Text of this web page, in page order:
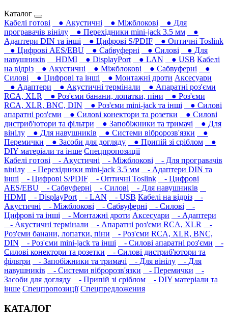
Каталог
Кабелі готові
● Акустичні ● Міжблокові
● Для
програвачів вінілу
● Перехідники mini-jack 3.5 мм
●
Адаптери DIN та інші
● Цифрові S/PDIF
● Оптичні Toslink
● Цифрові AES/EBU
● Сабвуферні ● Силові
● Для
навушників‎
HDMI ● DisplayPort ● LAN ● USB Кабелі
на відріз
● Акустичні ● Міжблокові ● Сабвуферні
●
Силові
● Цифрові та інші ● Монтажні дроти Аксесуари
● Адаптери
● Акустичні термінали
● Апаратні роз'єми
RCA, XLR
● Роз'єми банани, лопатки, піни
● Роз'єми
RCA, XLR, BNC, DIN
● Роз'єми mini-jack та інші
● Силові
апаратні роз'єми
● Силові конектори та розетки
● Силові
дистриб'ютори та фільтри
● Запобіжники та тримачі
● Для
вінілу
● Для навушників‎ ● Системи вібророзв'язки
●
Перемички
● Засоби для догляду ● Припій зі сріблом
●
DIY матеріали та інше Спецпропозиції
Кабелі готові
- Акустичні - Міжблокові
- Для програвачів
вінілу
- Перехідники mini-jack 3.5 мм
- Адаптери DIN та
інші
- Цифрові S/PDIF - Оптичні Toslink
- Цифрові
AES/EBU
- Сабвуферні - Силові
- Для навушників‎
HDMI
- DisplayPort - LAN - USB Кабелі на відріз
-
Акустичні
- Міжблокові - Сабвуферні - Силові
-
Цифрові та інші
- Монтажні дроти Аксесуари
- Адаптери
- Акустичні термінали
- Апаратні роз'єми RCA, XLR
-
Роз'єми банани, лопатки, піни
- Роз'єми RCA, XLR, BNC,
DIN
- Роз'єми mini-jack та інші - Силові апаратні роз'єми
-
Силові конектори та розетки
- Силові дистриб'ютори та
фільтри
- Запобіжники та тримачі - Для вінілу
- Для
навушників‎
- Системи вібророзв'язки - Перемички
-
Засоби для догляду
- Припій зі сріблом
- DIY матеріали та
інше Спецпропозиції Спецпредложения
КАТАЛОГ